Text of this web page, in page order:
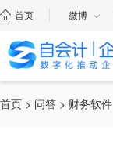
首页 微博
首页 > 问答 > 财务软件